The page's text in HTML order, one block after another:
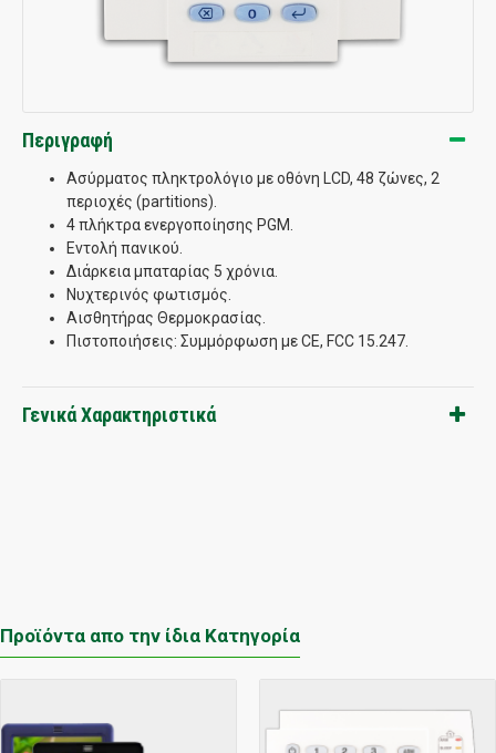
Περιγραφή
Ασύρματος πληκτρολόγιο με οθόνη LCD, 48 ζώνες, 2
περιοχές (partitions).
4 πλήκτρα ενεργοποίησης PGM.
Εντολή πανικού.
Διάρκεια μπαταρίας 5 χρόνια.
Νυχτερινός φωτισμός.
Αισθητήρας Θερμοκρασίας.
Πιστοποιήσεις: Συμμόρφωση με CE, FCC 15.247.
Γενικά Χαρακτηριστικά
Προϊόντα απο την ίδια Κατηγορία